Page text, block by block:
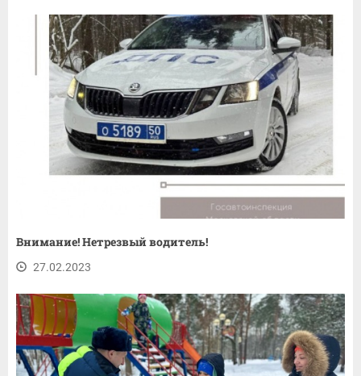
Внимание! Нетрезвый водитель!
27.02.2023